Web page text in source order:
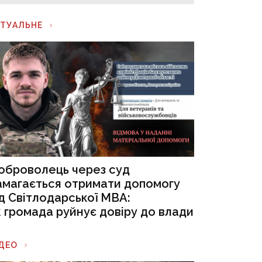
через суд
отримати допомогу
Світлодарської МВА:
громада руйнує довіру до влади